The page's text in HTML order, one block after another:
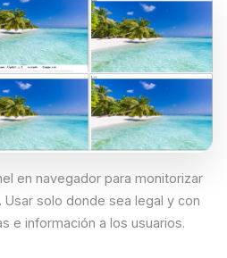
en navegador para monitorizar
solo donde sea legal y con
e información a los usuarios.